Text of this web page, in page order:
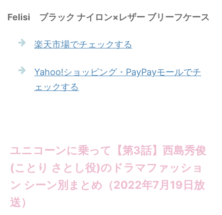
Felisi ブラック ナイロン×レザー ブリーフケース
楽天市場でチェックする
Yahoo!ショッピング・PayPayモールでチ
ェックする
ユニコーンに乗って【第3話】西島秀俊
(ことり さとし役)のドラマファッショ
ン シーン別まとめ（2022年7月19日放
送）